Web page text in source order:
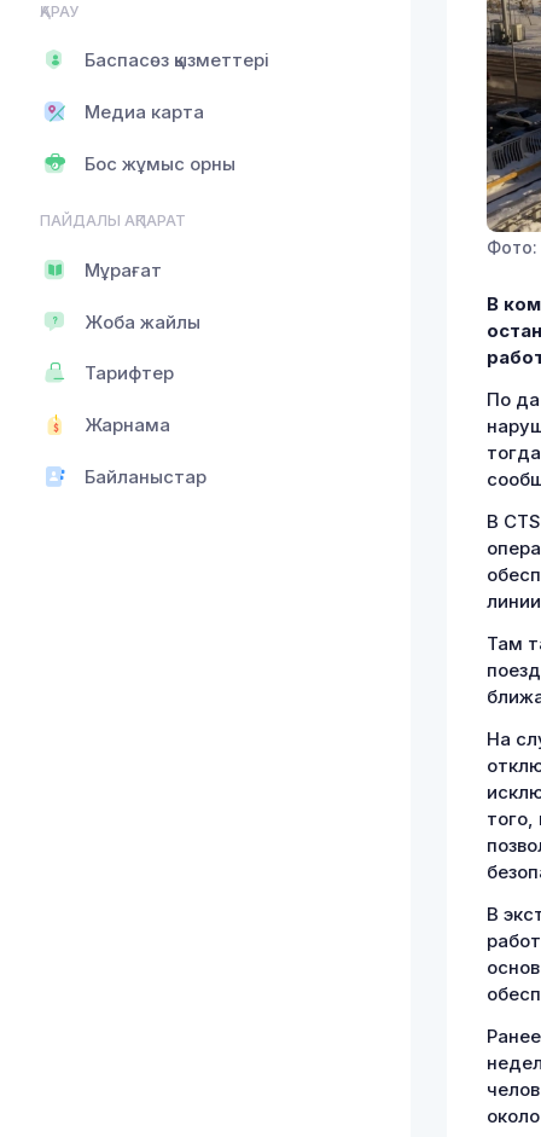
ҚАРАУ
Баспасөз қызметтері
Медиа карта
Бос жұмыс орны
ПАЙДАЛЫ АҚПАРАТ
Мұрағат
Жоба жайлы
Тарифтер
Жарнама
Байланыстар
Фото:
В
По
В
Там
На
В